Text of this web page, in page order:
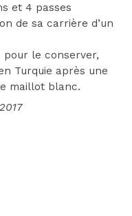
et 4 passes
de sa carrière d’un
pour le conserver,
Turquie après une
maillot blanc.